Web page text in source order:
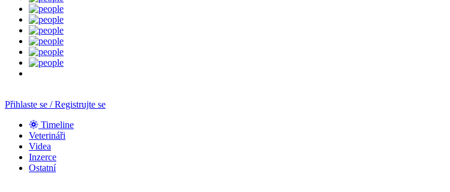
Přihlaste se / Registrujte se
Timeline
Veterináři
Videa
Inzerce
Ostatní